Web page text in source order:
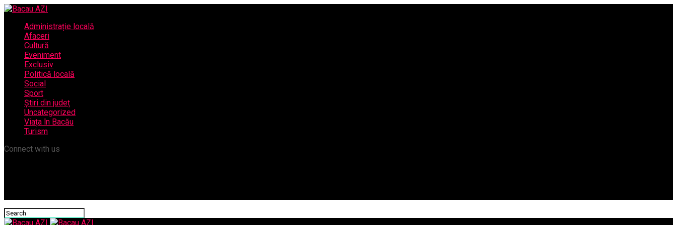
Administrație locală
Afaceri
Cultură
Eveniment
Exclusiv
Politică locală
Social
Sport
Știri din județ
Uncategorized
Viața în Bacău
Turism
Connect with us